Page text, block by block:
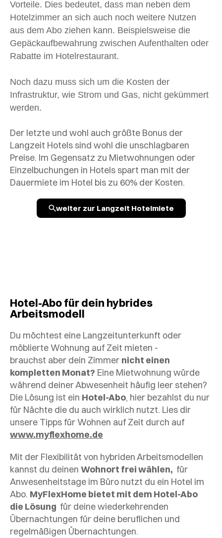
Vorteile. Dies bedeutet, dass man neben dem
Hotelzimmer an sich auch noch weitere Nutzen
aus dem Abo ziehen kann. Beispielsweise die
Gepäckaufbewahrung zwischen Aufenthalten oder
Rabatte im Hotelrestaurant.
Noch dazu muss sich um die Kosten der
Infrastruktur, wie Strom und Gas, nicht gekümmert
werden.
Der letzte und wohl auch größte Bonus der
Langzeit Hotels sind wohl die unschlagbaren
Preise. Im Gegensatz zu Mietwohnungen oder
Einzelbuchungen in Hotels spart man mit der
Dauermiete im Hotel bis zu 60% der Kosten.
weiter zur Langzeit Hotelmiete
Hotel-Abo für dein hybrides
Arbeitsmodell
Du möchtest eine Langzeitunterkunft oder
möblierte Wohnung auf Zeit mieten -
brauchst aber dein Zimmer nicht einen
kompletten Monat? Eine Mietwohnung würde
während deiner Abwesenheit häufig leer stehen?
Die Lösung ist ein Hotel-Abo, hier bezahlst du nur
für Nächte die du auch wirklich nutzt. Lies dir
unsere Tipps für Wohnen auf Zeit durch auf
www.myflexhome.de
Mit der Flexibilität von hybriden Arbeitsmodellen
kannst du deinen Wohnort frei wählen, für
Anwesenheitstage im Büro nutzt du ein Hotel im
Abo. MyFlexHome bietet mit dem Hotel-Abo
die Lösung für deine wiederkehrenden
Übernachtungen für deine beruflichen und
regelmäßigen Übernachtungen.